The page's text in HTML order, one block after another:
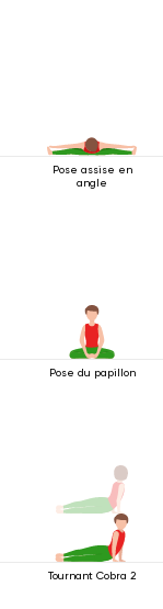
Pose assise en
angle
Pose du papillon
Tournant Cobra 2